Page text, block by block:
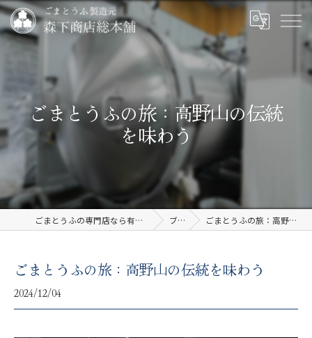
ごまとうふの旅：高野山の伝統
を味わう
ごまとうふの専門店なら有限会社森下商店総本舗 ブログ ごまとうふの旅：高野山の伝統を味わう
ごまとうふの旅：高野山の伝統を味わう
2024/12/04